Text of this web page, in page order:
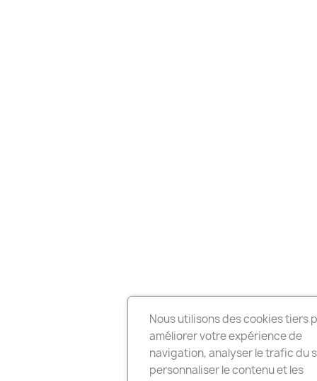
Nous utilisons des cookies tiers
améliorer votre expérience de
navigation, analyser le trafic du
personnaliser le contenu et les